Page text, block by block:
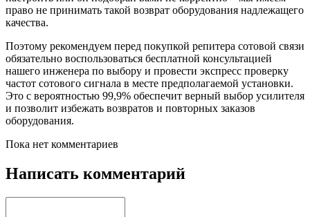
право не принимать такой возврат оборудования надлежащего
качества.
Поэтому рекомендуем перед покупкой репитера сотовой связи
обязательно воспользоваться бесплатной консультацией
нашего инженера по выбору и провести экспресс проверку
частот сотового сигнала в месте предполагаемой установки.
Это с вероятностью 99,9% обеспечит верный выбор усилителя
и позволит избежать возвратов и повторных заказов
оборудования.
Пока нет комментариев
Написать комментарий